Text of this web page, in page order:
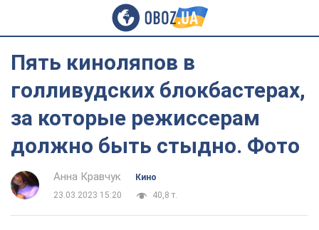
Пять киноляпов в
голливудских блокбастерах,
за которые режиссерам
должно быть стыдно. Фото
Анна Кравчук
Кино
23.03.2023 15:20
40,8 т.